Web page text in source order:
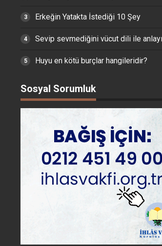
Erkeğin Yatakta İstediği 10 Şey
Sevip sevmediğini vücut dili ile
Huyu en kötü burçlar hangileridir?
Sosyal Sorumluk